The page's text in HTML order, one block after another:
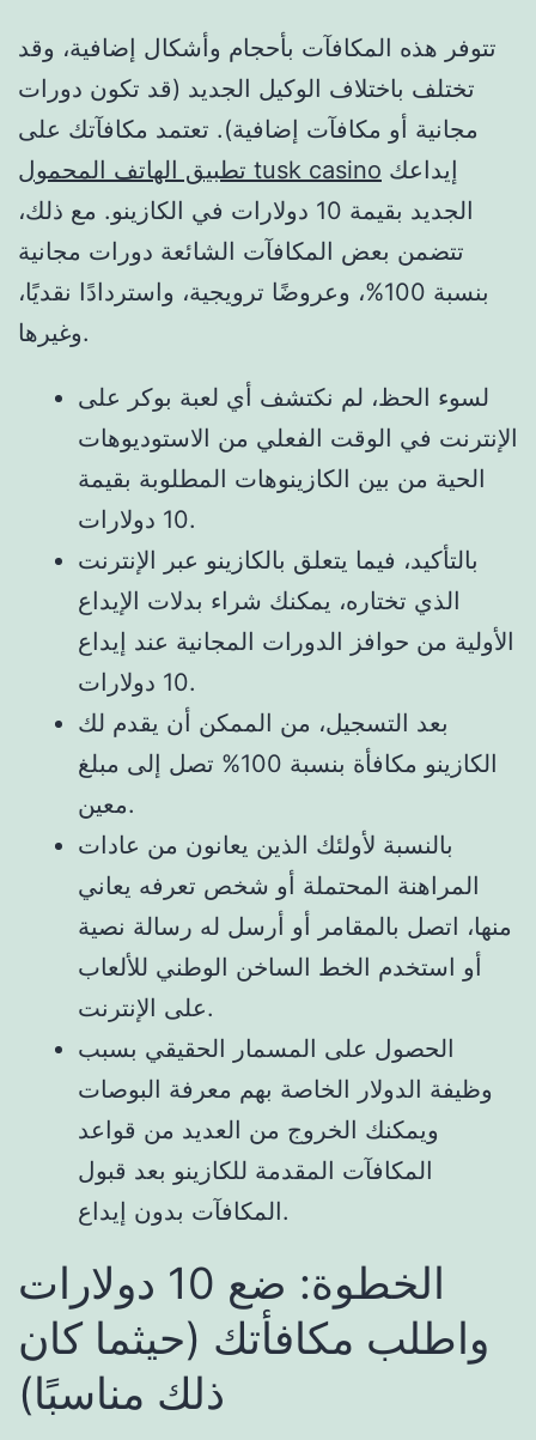
تتوفر هذه المكافآت بأحجام وأشكال إضافية، وقد
تختلف باختلاف الوكيل الجديد (قد تكون دورات
مجانية أو مكافآت إضافية). تعتمد مكافآتك على
تطبيق الهاتف المحمول tusk casino
الجديد بقيمة 10 دولارات في الكازينو. مع ذلك،
تتضمن بعض المكافآت الشائعة دورات مجانية
بنسبة 100%، وعروضًا ترويجية، واستردادًا نقديًا،
وغيرها.
لسوء الحظ، لم نكتشف أي لعبة بوكر على
الإنترنت في الوقت الفعلي من الاستوديوهات
الحية من بين الكازينوهات المطلوبة بقيمة
10 دولارات.
بالتأكيد، فيما يتعلق بالكازينو عبر الإنترنت
الذي تختاره، يمكنك شراء بدلات الإيداع
الأولية من حوافز الدورات المجانية عند إيداع
10 دولارات.
بعد التسجيل، من الممكن أن يقدم لك
الكازينو مكافأة بنسبة 100% تصل إلى مبلغ
معين.
بالنسبة لأولئك الذين يعانون من عادات
المراهنة المحتملة أو شخص تعرفه يعاني
منها، اتصل بالمقامر أو أرسل له رسالة نصية
أو استخدم الخط الساخن الوطني للألعاب
على الإنترنت.
الحصول على المسمار الحقيقي بسبب
وظيفة الدولار الخاصة بهم معرفة البوصات
ويمكنك الخروج من العديد من قواعد
المكافآت المقدمة للكازينو بعد قبول
المكافآت بدون إيداع.
الخطوة: ضع 10 دولارات
واطلب مكافأتك (حيثما كان
ذلك مناسبًا)